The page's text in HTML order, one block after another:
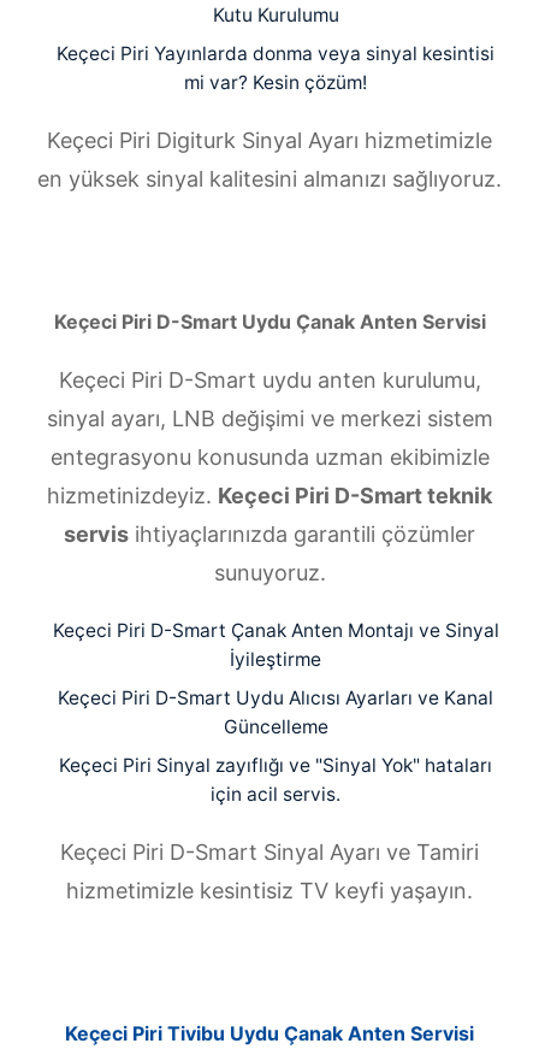
Kutu Kurulumu
Keçeci Piri Yayınlarda donma veya sinyal kesintisi
mi var? Kesin çözüm!
Keçeci Piri Digiturk Sinyal Ayarı hizmetimizle
en yüksek sinyal kalitesini almanızı sağlıyoruz.
Keçeci Piri D-Smart Uydu Çanak Anten Servisi
Keçeci Piri D-Smart uydu anten kurulumu,
sinyal ayarı, LNB değişimi ve merkezi sistem
entegrasyonu konusunda uzman ekibimizle
hizmetinizdeyiz. Keçeci Piri D-Smart teknik
servis ihtiyaçlarınızda garantili çözümler
sunuyoruz.
Keçeci Piri D-Smart Çanak Anten Montajı ve Sinyal
İyileştirme
Keçeci Piri D-Smart Uydu Alıcısı Ayarları ve Kanal
Güncelleme
Keçeci Piri Sinyal zayıflığı ve "Sinyal Yok" hataları
için acil servis.
Keçeci Piri D-Smart Sinyal Ayarı ve Tamiri
hizmetimizle kesintisiz TV keyfi yaşayın.
Keçeci Piri Tivibu Uydu Çanak Anten Servisi